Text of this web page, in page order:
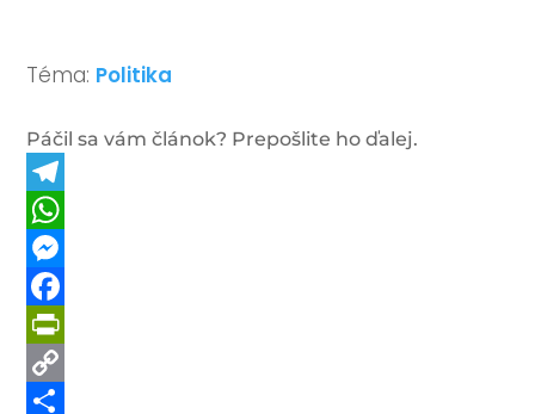
Téma: Politika
Páčil sa vám článok? Prepošlite ho ďalej.
Telegram
WhatsApp
Messenger
Facebook
PrintFriendly
Copy